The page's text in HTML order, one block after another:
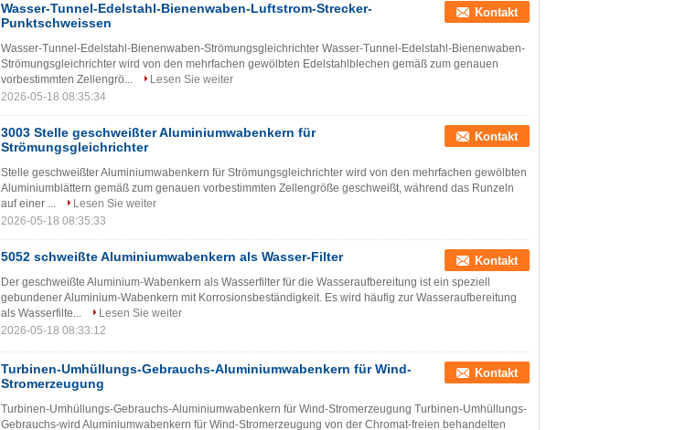
Wasser-Tunnel-Edelstahl-Bienenwaben-Luftstrom-Strecker-
Punktschweissen
Kontakt
Wasser-Tunnel-Edelstahl-Bienenwaben-Strömungsgleichrichter Wasser-Tunnel-Edelstahl-Bienenwaben-
Strömungsgleichrichter wird von den mehrfachen gewölbten Edelstahlblechen gemäß zum genauen
vorbestimmten Zellengrö...
Lesen Sie weiter
2026-05-18 08:35:34
3003 Stelle geschweißter Aluminiumwabenkern für
Strömungsgleichrichter
Kontakt
Stelle geschweißter Aluminiumwabenkern für Strömungsgleichrichter wird von den mehrfachen gewölbten
Aluminiumblättern gemäß zum genauen vorbestimmten Zellengröße geschweißt, während das Runzeln
auf einer ...
Lesen Sie weiter
2026-05-18 08:35:33
5052 schweißte Aluminiumwabenkern als Wasser-Filter Kontakt
Der geschweißte Aluminium-Wabenkern als Wasserfilter für die Wasseraufbereitung ist ein speziell
gebundener Aluminium-Wabenkern mit Korrosionsbeständigkeit. Es wird häufig zur Wasseraufbereitung
als Wasserfilte...
Lesen Sie weiter
2026-05-18 08:33:12
Turbinen-Umhüllungs-Gebrauchs-Aluminiumwabenkern für Wind-
Stromerzeugung
Kontakt
Turbinen-Umhüllungs-Gebrauchs-Aluminiumwabenkern für Wind-Stromerzeugung Turbinen-Umhüllungs-
Gebrauchs-wird Aluminiumwabenkern für Wind-Stromerzeugung von der Chromat-freien behandelten